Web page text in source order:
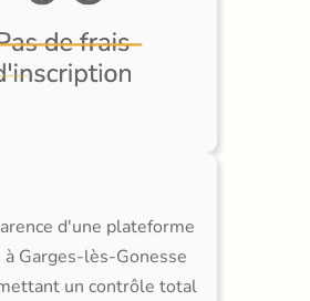
d'une plateforme
à Garges-lès-Gonesse
un contrôle total